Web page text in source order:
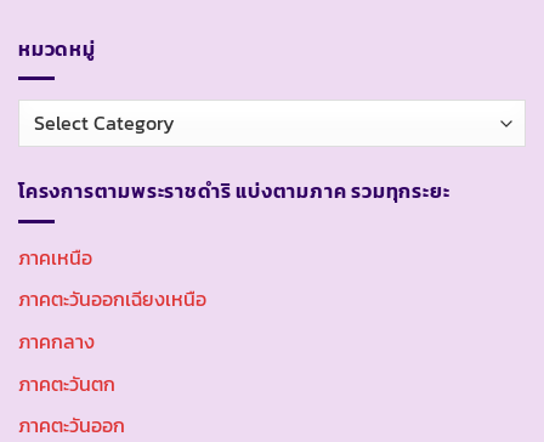
หมวดหมู่
หมวด
หมู่
โครงการตามพระราชดำริ แบ่งตามภาค รวมทุกระยะ
ภาคเหนือ
ภาคตะวันออกเฉียงเหนือ
ภาคกลาง
ภาคตะวันตก
ภาคตะวันออก